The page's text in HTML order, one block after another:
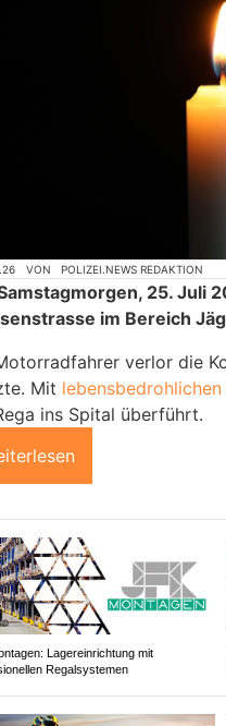
VON POLIZEI.NEWS REDAKTION
25. Juli
im Bereich
verlor die
Mit
ins Spital überführt.
Lagereinrichtung mit
Regalsystemen